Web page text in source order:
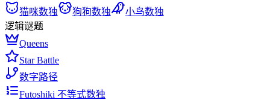
猫咪数独
狗狗数独
小鸟数独
逻辑谜题
Queens
Star Battle
数字路径
Futoshiki 不等式数独